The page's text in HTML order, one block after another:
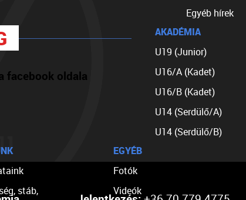
facebook oldala
Egyéb hírek
AKADÉMIA
U19 (Junior)
U16/A (Kadet)
U16/B (Kadet)
U14 (Serdülő/A)
U14 (Serdülő/B)
stáb,
EGYÉB
Fotók
Videók